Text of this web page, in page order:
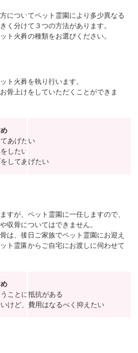
についてペット霊園により多少異なる
く分けて３つの方法があります。
ト火葬の種類をお選びください。
ト火葬を執り行います。
骨上げをしていただくことができま
あげたい
したい
してあげたい
すが、ペット霊園に一任しますので、
収骨についてはできません。
は、後日ご家族でペット霊園にお迎え
ト霊園からご自宅にお渡しに伺わせて
ことに抵抗がある
けど、費用はなるべく抑えたい